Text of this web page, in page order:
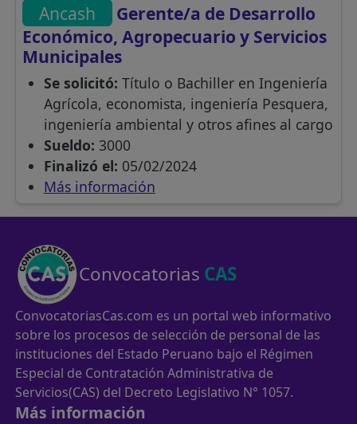
Ancash
Gerente/a de Desarrollo
Económico, Agropecuario y Servicios
Municipales
Se solicitó: Título o Bachiller en Ingeniería
Agrícola, economista, ingeniería Pesquera,
ingeniería ambiental y otros afines al cargo
Sueldo: 3000
Finalizó el: 05/02/2024
Más información
Convocatorias CAS
ConvocatoriasCas.com es un portal web informativo
sobre los procesos de selección de personal de las
instituciones del Estado Peruano bajo el Régimen
Especial de Contratación Administrativa de
Servicios(CAS) del Decreto Legislativo N° 1057.
Más información